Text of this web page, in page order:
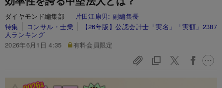
ダイヤモンド編集部 片田江康男:副編集長
特集
コンサル・士業
【26年版】公認会計士「実名」「実額」2387
人ランキング
2026年6月1日 4:35
有料会員限定